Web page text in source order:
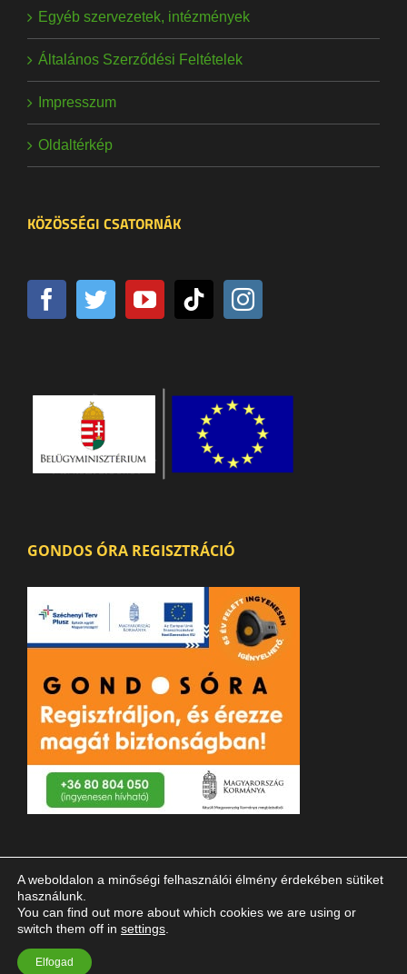
Egyéb szervezetek, intézmények
Általános Szerződési Feltételek
Impresszum
Oldaltérkép
KÖZÖSSÉGI CSATORNÁK
GONDOS ÓRA REGISZTRÁCIÓ
© 2023 Magyar Vakok és Gyengénlátók Országos Szövetsége
A weboldalon a minőségi felhasználói élmény érdekében sütiket
használunk.
You can find out more about which cookies we are using or
switch them off in settings
Elfogad